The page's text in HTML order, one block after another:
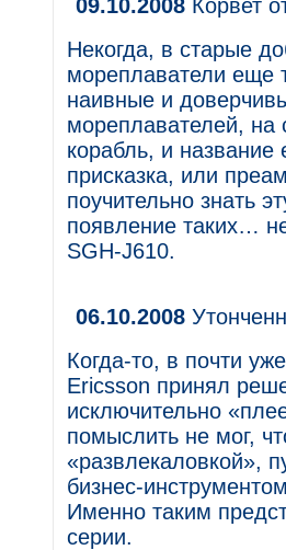
09.10.2008 Корвет
Некогда, в старые
мореплаватели еще
наивные и
мореплавателей,
корабль, и
присказка, или
поучительно знать
появление таких…
SGH-J610.
06.10.2008
Когда-то, в почти
Ericsson принял
исключительно
помыслить не мог,
«развлекаловкой»,
бизнес-
Именно таким
серии.